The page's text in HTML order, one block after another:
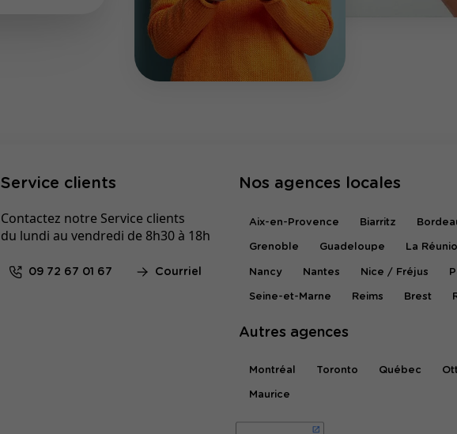
Service clients
Contactez notre Service clients
du lundi au vendredi de 8h30 à 18h
09 72 67 01 67 Courriel
Nos agences locales
Aix-en-Provence Biarritz
Grenoble Guadeloupe La
Nancy Nantes Nice / Fréjus
Seine-et-Marne Reims Brest
Autres agences
Montréal Toronto Québec
Maurice